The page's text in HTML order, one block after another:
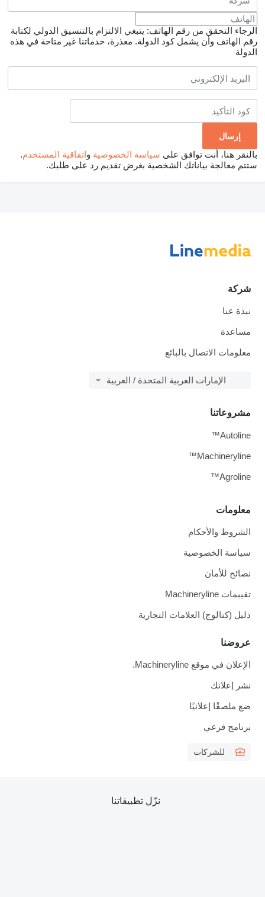
الرجاء التحقق من رقم الهاتف: ينبغي الالتزام بالتنسيق الدولي لكتابة
رقم الهاتف وأن يشمل كود الدولة. معذرة، خدماتنا غير متاحة في هذه
الدولة
بالنقر هنا، أنت توافق على سياسة الخصوصية واتفاقية المستخدم.
ستتم معالجة بياناتك الشخصية بغرض تقديم رد على طلبك.
شركة
نبذة عنا
مساعدة
معلومات الاتصال بالبائع
الإمارات العربية المتحدة / العربية
معلومات
الشروط والأحكام
سياسة الخصوصية
نصائح للأمان
تقييمات Machineryline
دليل (كتالوج) العلامات التجارية
عروضنا
الإعلان في موقع Machineryline.
نشر إعلانك
ضع ملصقًا إعلانيًا
برنامج فرعي
للشركات
مشروعاتنا
Autoline™
Machineryline™
Agroline™
نزّل تطبيقاتنا